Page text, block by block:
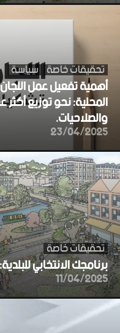
تحقيقات خاصة سياسة
أهمية تفعيل عمل
المحلية: نحو توزيع
والصلاحيات.
23/04/2025
تحقيقات خاصة
برنامجك الانتخابي
11/04/2025